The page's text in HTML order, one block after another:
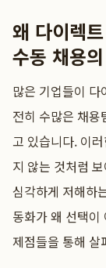
왜 다이렉
수동 채용
많은 기업들이 다
전히 수많은 채
고 있습니다. 이
지 않는 것처럼
심각하게 저해하
동화가 왜 선택이
제점들을 통해 살